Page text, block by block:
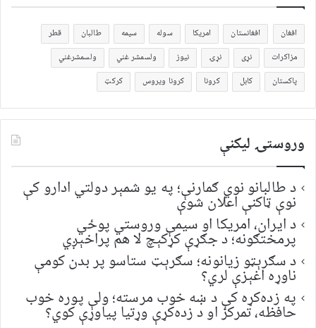
افغان افغانستان امریکا سوله سیمه طالبان
قطر
مزاکرات
نړی نړۍ نیوز ولسمشر غني
ولسمشرغني
پاکستان
کابل کرونا کرونا ویروس کرکټ
وروستۍ ليکنې
د طالبانو نوي ګمارنې؛ په یو شمېر دولتي ادارو کې
نوې ټاکنې اعلان شوې
د ایران، امریکا او سیمې وروستي پوځي
پرمختګونه؛ د جګړې کړکېچ لا هم پراخېږي
د سګرېټو زیانونه؛ سګرېټ ستاسو پر بدن کومې
ناوړه اغېزې لري؟
په زده‌کړه کې د ښه خوب مرسته؛ ولې پوره خوب
حافظه، تمرکز او د زده‌کړې وړتیا پیاوړې کوي؟